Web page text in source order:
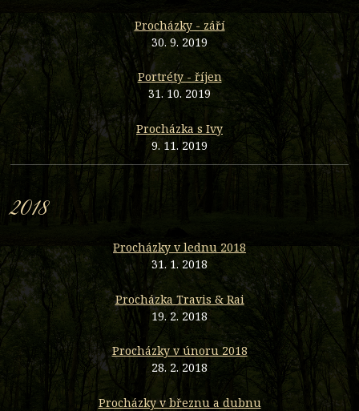
Procházky - září
30. 9. 2019
Portréty - říjen
31. 10. 2019
Procházka s Ivy
9. 11. 2019
2018
Procházky v lednu 2018
31. 1. 2018
Procházka Travis & Rai
19. 2. 2018
Procházky v únoru 2018
28. 2. 2018
Procházky v březnu a dubnu